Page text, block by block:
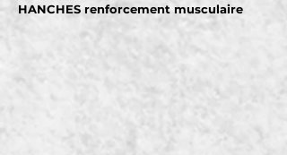
HANCHES renforcement musculaire